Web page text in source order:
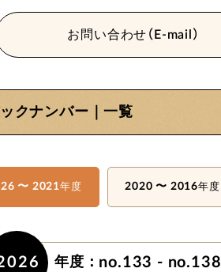
お問い合わせ（E-mail）
クナンバー｜一覧
〜 2021年度 2020 〜 2016年度
年度： no.133 - no.138